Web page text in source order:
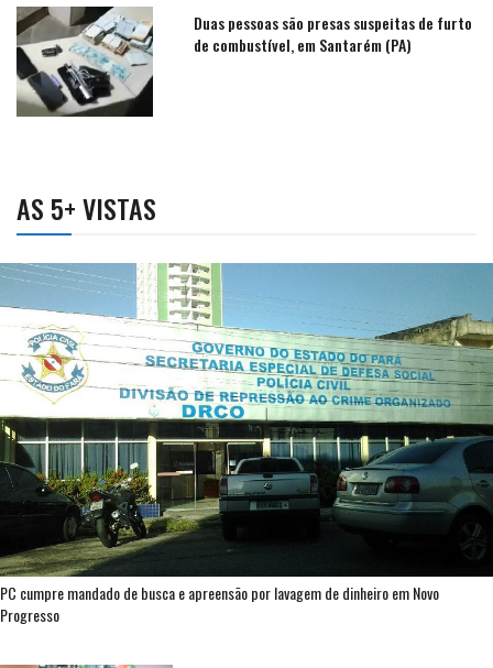
Duas pessoas são presas suspeitas de furto
de combustível, em Santarém (PA)
AS 5+ VISTAS
PC cumpre mandado de busca e apreensão por lavagem de dinheiro em Novo
Progresso